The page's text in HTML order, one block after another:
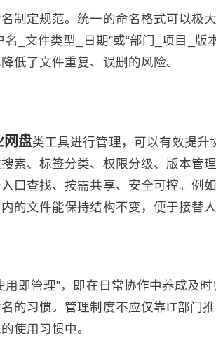
制定规范。统一的命名格式可以极
名_文件类型_日期”或“部门_项目_版
低了文件重复、误删的风险。
网盘类工具进行管理，可以有效提升
索、标签分类、权限分级、版本管
口查找、按需共享、安全可控。例
的文件能保持结构不变，便于接替
用即管理”，即在日常协作中养成及
的习惯。管理制度不应仅靠IT部门
使用习惯中。